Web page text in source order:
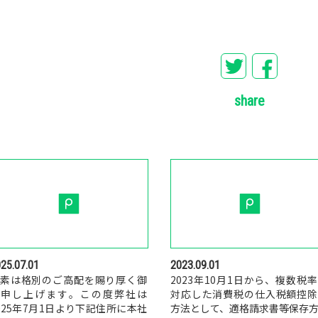
share
は格別のご高配を賜り厚く御
し上げます。この度弊社は
年7月1日より下記住所に本社
2023.09.01
2023年10月1日から、複数税
対応した消費税の仕入税額控
方法として、適格請求書等保存